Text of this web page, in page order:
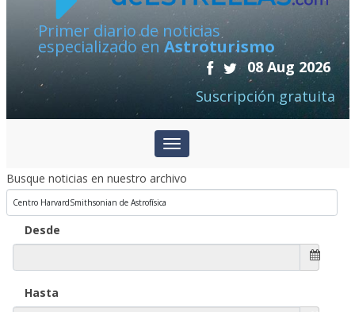
Primer diario de noticias
especializado en Astroturismo
08 Aug 2026
Suscripción gratuita
Busque noticias en nuestro archivo
Desde
Hasta